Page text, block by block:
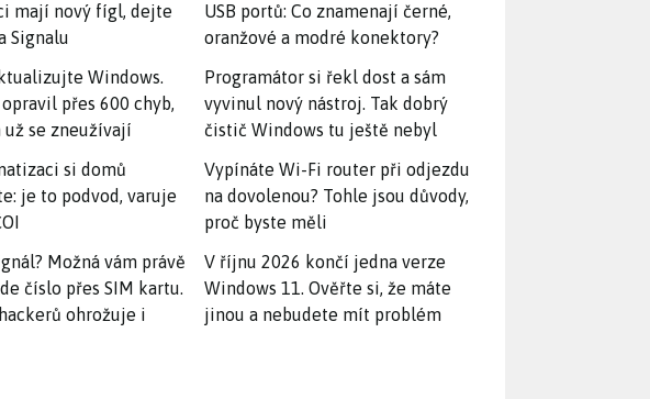
mají nový fígl, dejte
Signalu
Windows.
přes 600 chyb,
už se zneužívají
si domů
je to podvod, varuje
Možná vám právě
číslo přes SIM kartu.
ohrožuje i
USB portů: Co znamenají černé,
oranžové a modré konektory?
Programátor si řekl dost a sám
vyvinul nový nástroj. Tak dobrý
čistič Windows tu ještě nebyl
Vypínáte Wi-Fi router při odjezdu
na dovolenou? Tohle jsou důvody,
proč byste měli
V říjnu 2026 končí jedna verze
Windows 11. Ověřte si, že máte
jinou a nebudete mít problém